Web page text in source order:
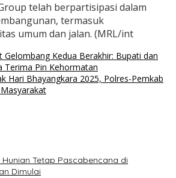
telah berpartisipasi dalam
termasuk
umum dan jalan. (MRL/int
Gelombang Kedua Berakhir: Bupati dan
Terima Pin Kehormatan
Hari Bhayangkara 2025, Polres-Pemkab
Tetap Pascabencana di
Dimulai